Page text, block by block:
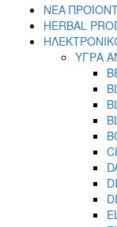
ΝΕΑ
HERBAL
ΥΓΡΑ